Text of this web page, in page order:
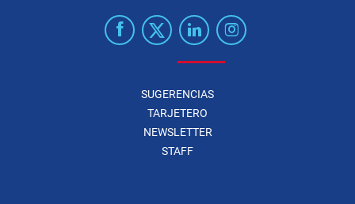
SUGERENCIAS
TARJETERO
NEWSLETTER
STAFF